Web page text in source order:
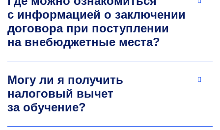
Научные интересы: алюминиевые сплавы
и композиционные материалы на их основе.
medvedeva.sv@misis.ru
с информацией о заключении
договора при поступлении
на внебюджетные места?
Могу ли я получить
налоговый вычет
за обучение?